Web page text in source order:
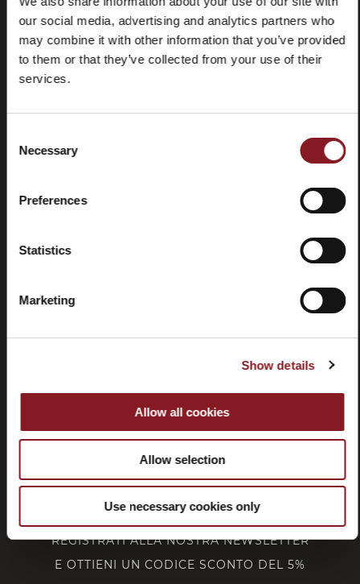
our social media, advertising and analytics partners who
may combine it with other information that you’ve provided
to them or that they’ve collected from your use of their
services.
Selection
Necessary
Preferences
Statistics
Marketing
Show details
Allow all cookies
Allow selection
Use necessary cookies only
REGISTRATI ALLA NOSTRA NEWSLETTER
E OTTIENI UN CODICE SCONTO DEL 5%